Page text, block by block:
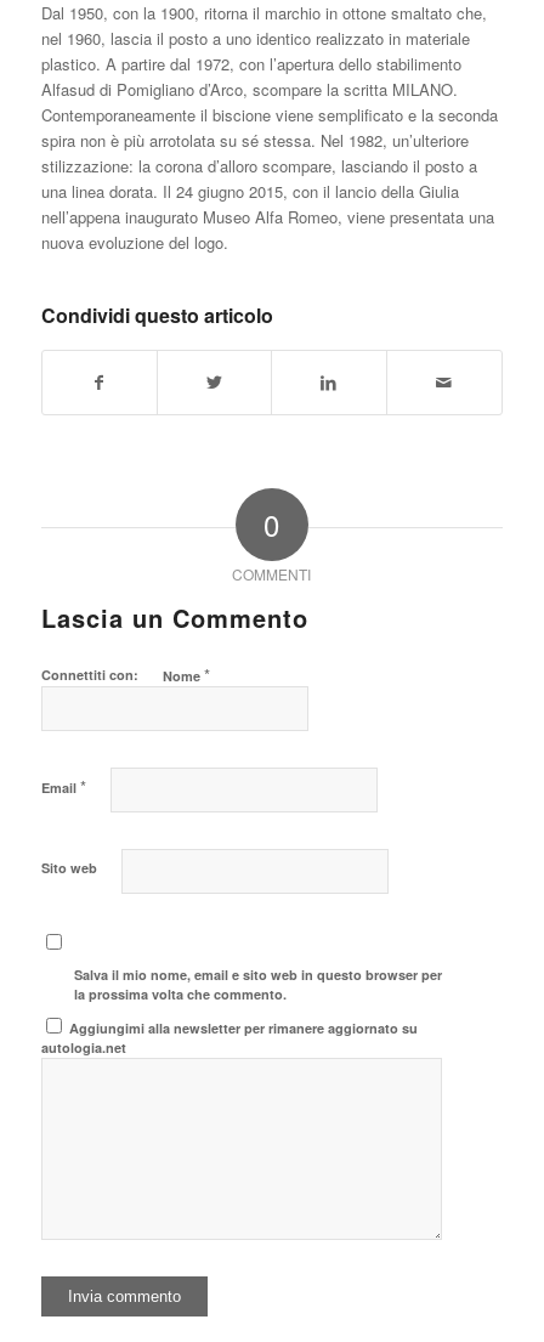
Dal 1950, con la 1900, ritorna il marchio in ottone smaltato che,
nel 1960, lascia il posto a uno identico realizzato in materiale
plastico. A partire dal 1972, con l’apertura dello stabilimento
Alfasud di Pomigliano d’Arco, scompare la scritta MILANO.
Contemporaneamente il biscione viene semplificato e la seconda
spira non è più arrotolata su sé stessa. Nel 1982, un’ulteriore
stilizzazione: la corona d’alloro scompare, lasciando il posto a
una linea dorata. Il 24 giugno 2015, con il lancio della Giulia
nell’appena inaugurato Museo Alfa Romeo, viene presentata una
nuova evoluzione del logo.
Condividi questo articolo
0
COMMENTI
Lascia un Commento
Connettiti con: Nome *
Email *
Sito web
Salva il mio nome, email e sito web in questo browser per
la prossima volta che commento.
Aggiungimi alla newsletter per rimanere aggiornato su
autologia.net